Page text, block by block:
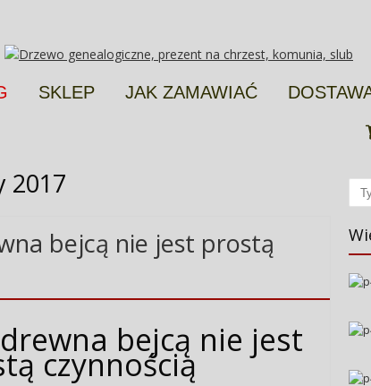
SKLEP JAK ZAMAWIAĆ
2017
bejcą nie jest prostą
bejcą nie jest
czynnością